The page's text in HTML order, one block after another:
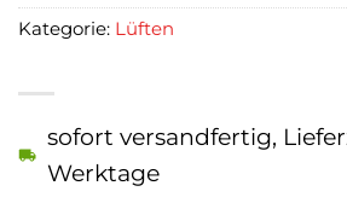
sofort versandfertig,
Werktage
Kategorie: Lüften